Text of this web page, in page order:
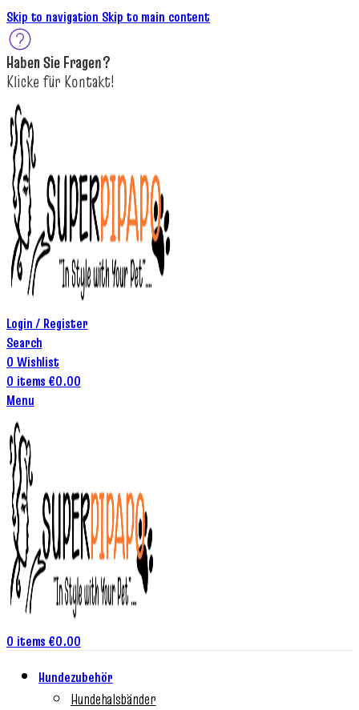
Skip to navigation Skip to main content
Haben SieFragen?
Klicke für Kontakt!
Login / Register
Search
0 Wishlist
0 items €0.00
Menu
0 items €0.00
Hundezubehör
Hundehalsbänder